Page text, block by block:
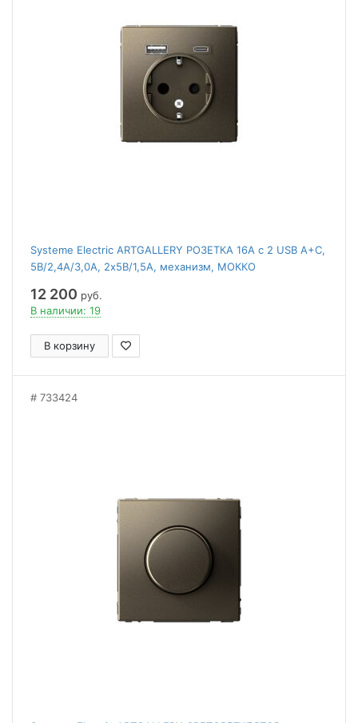
Systeme Electric ARTGALLERY РОЗЕТКА 16А с 2 USB A+C,
5В/2,4А/3,0А, 2х5В/1,5А, механизм, МОККО
12 200 руб.
В наличии: 19
В корзину
733424